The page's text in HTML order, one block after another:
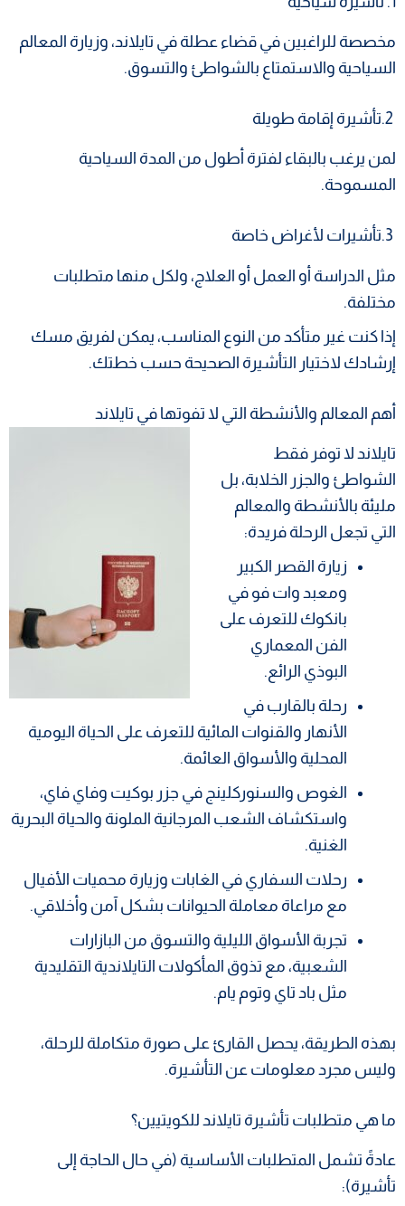
مخصصة للراغبين في قضاء عطلة في تايلاند، وزيارة المعالم
السياحية والاستمتاع بالشواطئ والتسوق.
لمن يرغب بالبقاء لفترة أطول من المدة السياحية
المسموحة.
مثل الدراسة أو العمل أو العلاج، ولكل منها متطلبات
مختلفة.
إذا كنت غير متأكد من النوع المناسب، يمكن لفريق مسك
إرشادك لاختيار التأشيرة الصحيحة حسب خطتك.
أهم المعالم والأنشطة التي لا تفوتها في تايلاند
تايلاند لا توفر فقط
الشواطئ والجزر الخلابة، بل
مليئة بالأنشطة والمعالم
التي تجعل الرحلة فريدة:
زيارة القصر الكبير
ومعبد وات فو في
بانكوك للتعرف على
الفن المعماري
البوذي الرائع.
رحلة بالقارب في
الأنهار والقنوات المائية للتعرف على الحياة اليومية
المحلية والأسواق العائمة.
الغوص والسنوركلينج في جزر بوكيت وفاي فاي،
واستكشاف الشعب المرجانية الملونة والحياة البحرية
الغنية.
رحلات السفاري في الغابات وزيارة محميات الأفيال
مع مراعاة معاملة الحيوانات بشكل آمن وأخلاقي.
تجربة الأسواق الليلية والتسوق من البازارات
الشعبية، مع تذوق المأكولات التايلاندية التقليدية
مثل باد تاي وتوم يام.
بهذه الطريقة، يحصل القارئ على صورة متكاملة للرحلة،
وليس مجرد معلومات عن التأشيرة.
ما هي متطلبات تأشيرة تايلاند للكويتيين؟
عادةً تشمل المتطلبات الأساسية (في حال الحاجة إلى
تأشيرة):